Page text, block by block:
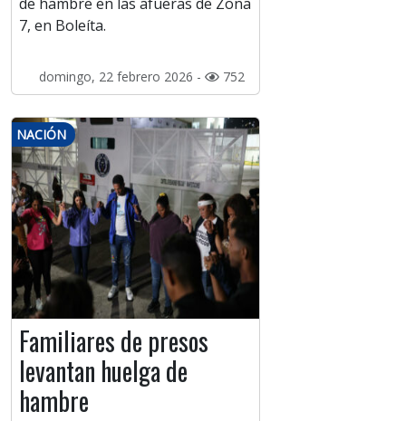
7, en Boleíta.
domingo, 22 febrero 2026 - 752
NACIÓN
Familiares de presos
levantan huelga de
hambre